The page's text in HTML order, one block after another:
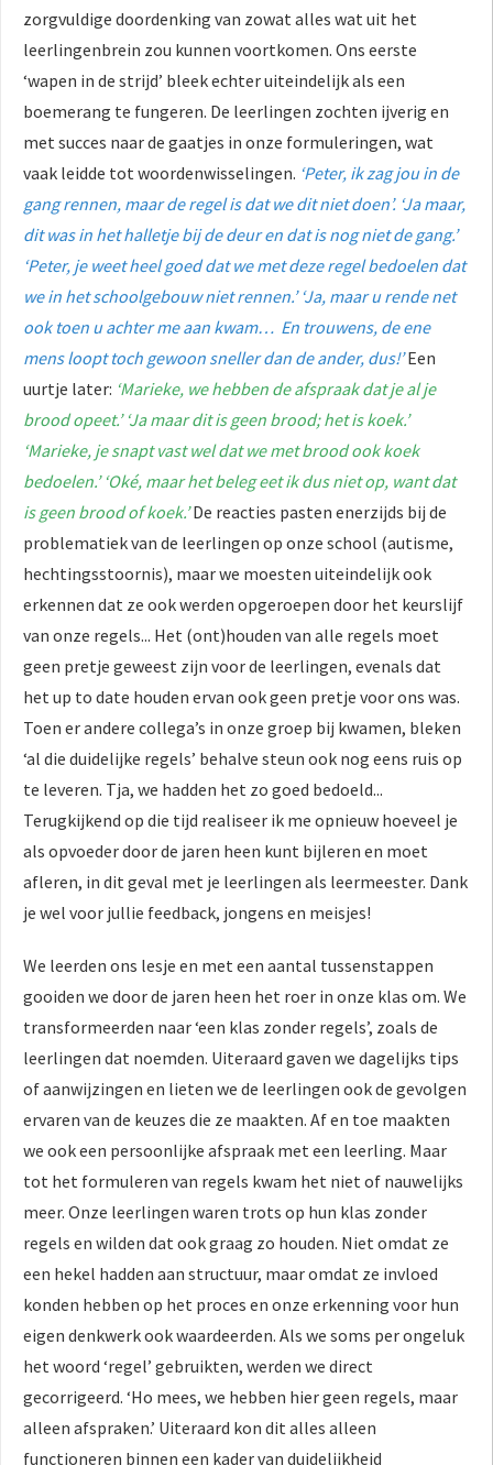
zorgvuldige doordenking van zowat alles wat uit het
leerlingenbrein zou kunnen voortkomen. Ons eerste
‘wapen in de strijd’ bleek echter uiteindelijk als een
boemerang te fungeren. De leerlingen zochten ijverig en
met succes naar de gaatjes in onze formuleringen, wat
vaak leidde tot woordenwisselingen. ‘Peter, ik zag jou in de
gang rennen, maar de regel is dat we dit niet doen’. ‘Ja maar,
dit was in het halletje bij de deur en dat is nog niet de gang.’
‘Peter, je weet heel goed dat we met deze regel bedoelen dat
we in het schoolgebouw niet rennen.’ ‘Ja, maar u rende net
ook toen u achter me aan kwam… En trouwens, de ene
mens loopt toch gewoon sneller dan de ander, dus!’ Een
uurtje later: ‘Marieke, we hebben de afspraak dat je al je
brood opeet.’ ‘Ja maar dit is geen brood; het is koek.’
‘Marieke, je snapt vast wel dat we met brood ook koek
bedoelen.’ ‘Oké, maar het beleg eet ik dus niet op, want dat
is geen brood of koek.’ De reacties pasten enerzijds bij de
problematiek van de leerlingen op onze school (autisme,
hechtingsstoornis), maar we moesten uiteindelijk ook
erkennen dat ze ook werden opgeroepen door het keurslijf
van onze regels... Het (ont)houden van alle regels moet
geen pretje geweest zijn voor de leerlingen, evenals dat
het up to date houden ervan ook geen pretje voor ons was.
Toen er andere collega’s in onze groep bij kwamen, bleken
‘al die duidelijke regels’ behalve steun ook nog eens ruis op
te leveren. Tja, we hadden het zo goed bedoeld...
Terugkijkend op die tijd realiseer ik me opnieuw hoeveel je
als opvoeder door de jaren heen kunt bijleren en moet
afleren, in dit geval met je leerlingen als leermeester. Dank
je wel voor jullie feedback, jongens en meisjes!
We leerden ons lesje en met een aantal tussenstappen
gooiden we door de jaren heen het roer in onze klas om. We
transformeerden naar ‘een klas zonder regels’, zoals de
leerlingen dat noemden. Uiteraard gaven we dagelijks tips
of aanwijzingen en lieten we de leerlingen ook de gevolgen
ervaren van de keuzes die ze maakten. Af en toe maakten
we ook een persoonlijke afspraak met een leerling. Maar
tot het formuleren van regels kwam het niet of nauwelijks
meer. Onze leerlingen waren trots op hun klas zonder
regels en wilden dat ook graag zo houden. Niet omdat ze
een hekel hadden aan structuur, maar omdat ze invloed
konden hebben op het proces en onze erkenning voor hun
eigen denkwerk ook waardeerden. Als we soms per ongeluk
het woord ‘regel’ gebruikten, werden we direct
gecorrigeerd. ‘Ho mees, we hebben hier geen regels, maar
alleen afspraken.’ Uiteraard kon dit alles alleen
functioneren binnen een kader van duidelijkheid